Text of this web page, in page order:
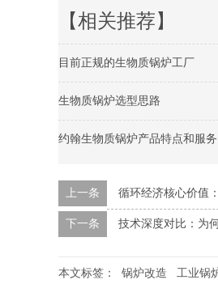
【相关推荐】
目前正规的生物质锅炉工厂
生物质锅炉选型思路
约翰生物质锅炉产品特点和服务
上一条 循环经济核心价值
下一条 技术深度对比：为
本文标签： 锅炉改造 工业锅